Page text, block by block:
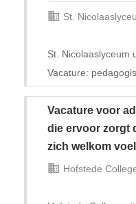
Tijdelijk
St.
St. Nicolaaslyceum
Vacature:
Vacature voor
die ervoor zorgt
zich welkom
Hofstede